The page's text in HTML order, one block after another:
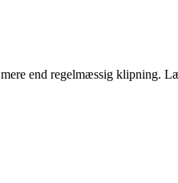
end regelmæssig klipning.